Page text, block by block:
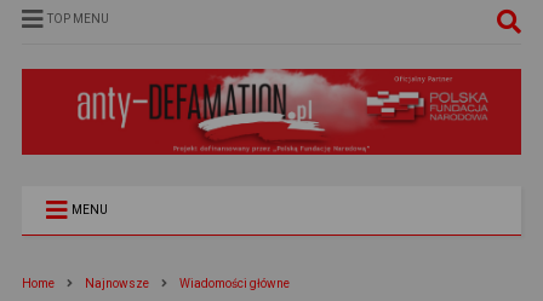
TOP MENU
MENU
Home Najnowsze Wiadomości główne